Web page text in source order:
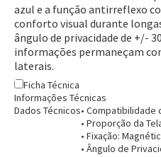
azul e a função antirreflexo
conforto visual durante
ângulo de privacidade de +/-
informações permaneçam
laterais.
Ficha Técnica
Informações Técnicas
Dados Técnicos• Compatibilidade
• Proporção da
• Fixação:
• Ângulo de